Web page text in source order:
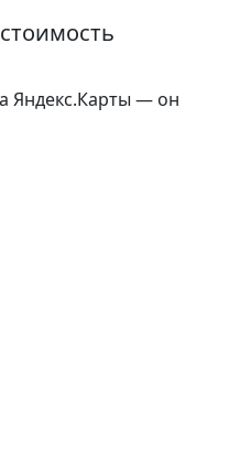
Яндекс.Карты — он